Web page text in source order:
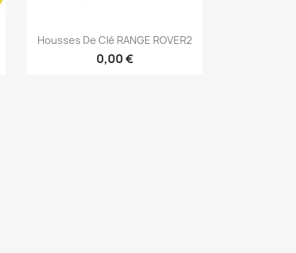
 Aperçu rapide
Housses De Clé RANGE ROVER2
0,00 €